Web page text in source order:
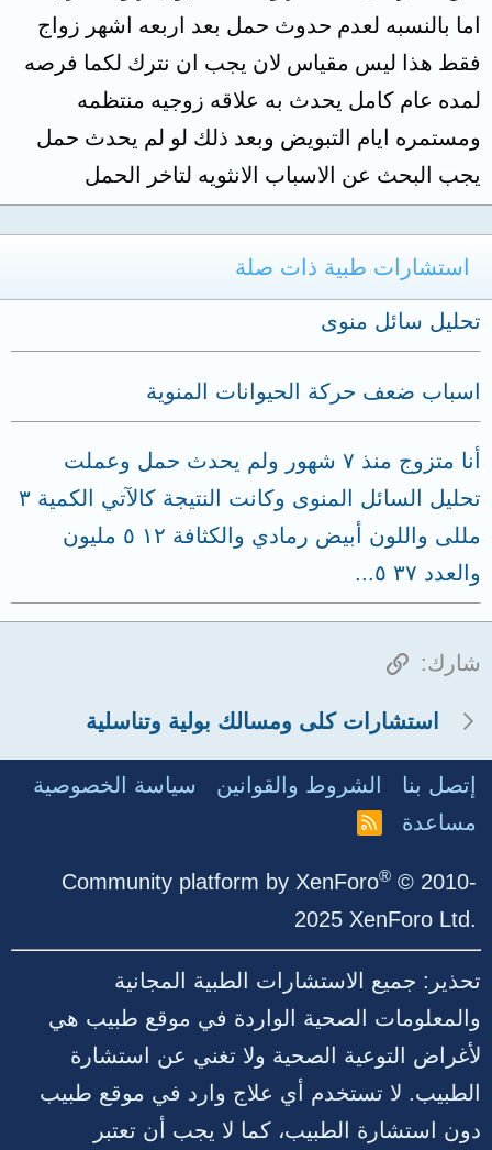
اما بالنسبه لعدم حدوث حمل بعد اربعه اشهر زواج
فقط هذا ليس مقياس لان يجب ان نترك لكما فرصه
لمده عام كامل يحدث به علاقه زوجيه منتظمه
ومستمره ايام التبويض وبعد ذلك لو لم يحدث حمل
يجب البحث عن الاسباب الانثويه لتاخر الحمل
استشارات طبية ذات صلة
تحليل سائل منوى
اسباب ضعف حركة الحيوانات المنوية
أنا متزوج منذ ٧ شهور ولم يحدث حمل وعملت
تحليل السائل المنوى وكانت النتيجة كالآتي الكمية ٣
مللى واللون أبيض رمادي والكثافة ١٢ ٥ مليون
والعدد ٣٧ ٥...
شارك: الرابط
استشارات كلى ومسالك بولية وتناسلية
إتصل بنا الشروط والقوانين
سياسة الخصوصية
مساعدة
R
Community platform by XenForo® © 2010-
2025 XenForo Ltd.
تحذير: جميع الاستشارات الطبية المجانية
والمعلومات الصحية الواردة في موقع طبيب هي
لأغراض التوعية الصحية ولا تغني عن استشارة
الطبيب. لا تستخدم أي علاج وارد في موقع طبيب
دون استشارة الطبيب، كما لا يجب أن تعتبر